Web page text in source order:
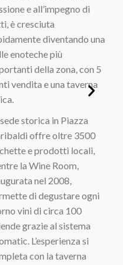
e all’impegno di
è cresciuta
diventando una
enoteche più
della zona, con 5
vendita e una taverna
storica in Piazza
offre oltre 3500
e prodotti locali,
la Wine Room,
nel 2008,
di degustare ogni
vini di circa 100
grazie al sistema
L’esperienza si
con la taverna